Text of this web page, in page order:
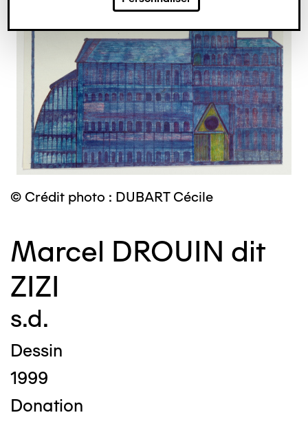
© Crédit photo : DUBART Cécile
Marcel DROUIN dit
ZIZI
s.d.
Dessin
1999
Donation